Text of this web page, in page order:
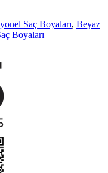
Saç Boyaları, Beyaz
Boyaları